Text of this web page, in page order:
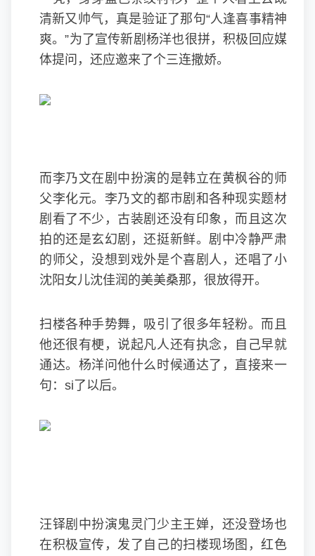
清新又帅气，真是验证了那句“人逢喜事精神
爽。”为了宣传新剧杨洋也很拼，积极回应媒
体提问，还应邀来了个三连撒娇。
而李乃文在剧中扮演的是韩立在黄枫谷的师
父李化元。李乃文的都市剧和各种现实题材
剧看了不少，古装剧还没有印象，而且这次
拍的还是玄幻剧，还挺新鲜。剧中冷静严肃
的师父，没想到戏外是个喜剧人，还唱了小
沈阳女儿沈佳润的美美桑那，很放得开。
扫楼各种手势舞，吸引了很多年轻粉。而且
他还很有梗，说起凡人还有执念，自己早就
通达。杨洋问他什么时候通达了，直接来一
句：si了以后。
汪铎剧中扮演鬼灵门少主王婵，还没登场也
在积极宣传，发了自己的扫楼现场图，红色